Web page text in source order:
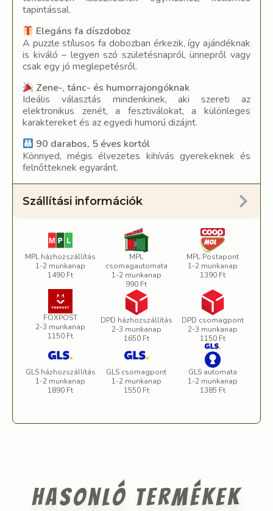
tapintással.
Elegáns fa díszdoboz
A puzzle stílusos fa dobozban érkezik, így ajándéknak
is kiváló – legyen szó születésnapról, ünnepről vagy
csak egy jó meglepetésről.
Zene-, tánc- és humorrajongóknak
Ideális választás mindenkinek, aki szereti az
elektronikus zenét, a fesztiválokat, a különleges
karaktereket és az egyedi humorú dizájnt.
90 darabos, 5 éves kortól
Könnyed, mégis élvezetes kihívás gyerekeknek és
felnőtteknek egyaránt.
Szállítási információk
MPL házhozszállítás
1-2 munkanap
1490 Ft
MPL
csomagautomata
1-2 munkanap
990 Ft
MPL Postapont
1-2 munkanap
1390 Ft
FOXPOST
2-3 munkanap
1150 Ft
DPD házhozszállítás
2-3 munkanap
1650 Ft
DPD csomagpont
2-3 munkanap
1150 Ft
GLS házhozszállítás
1-2 munkanap
1890 Ft
GLS csomagpont
1-2 munkanap
1550 Ft
GLS automata
1-2 munkanap
1385 Ft
Hasonló termékek